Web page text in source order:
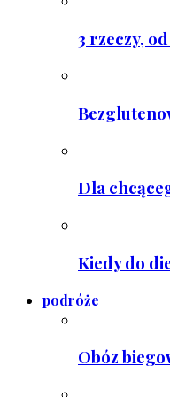
3 rzeczy,
Dla
Kiedy do
podróże
Obóz